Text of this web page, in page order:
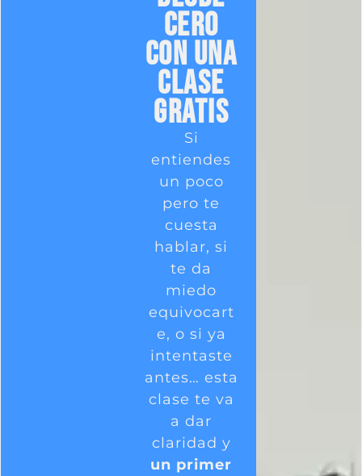
cero
con una
clase
GRATIS
Si
entiendes
un poco
pero te
cuesta
hablar, si
te da
miedo
equivocart
e, o si ya
intentaste
antes… esta
clase te va
a dar
claridad y
un primer